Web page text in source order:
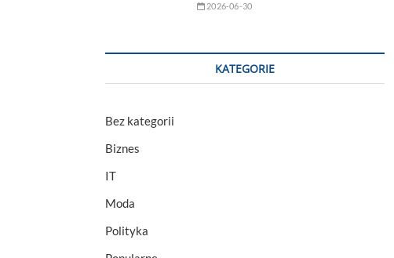
2026-06-30
KATEGORIE
Bez kategorii
Biznes
IT
Moda
Polityka